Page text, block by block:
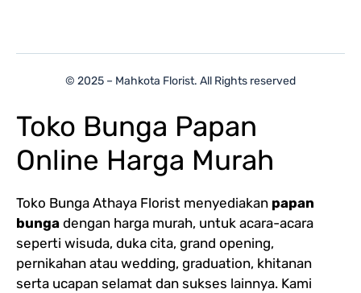
© 2025 – Mahkota Florist. All Rights reserved
Toko Bunga Papan
Online Harga Murah
Toko Bunga Athaya Florist menyediakan papan
bunga dengan harga murah, untuk acara-acara
seperti wisuda, duka cita, grand opening,
pernikahan atau wedding, graduation, khitanan
serta ucapan selamat dan sukses lainnya. Kami